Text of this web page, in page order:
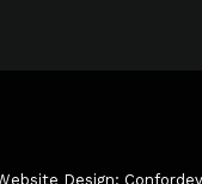
Design: Confordev